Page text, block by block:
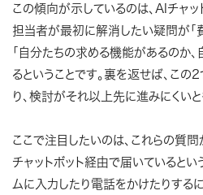
この傾向が示しているのは、AIチャッ
担当者が最初に解消したい疑問が「
「自分たちの求める機能があるのか
るということです。裏を返せば、こ
り、検討がそれ以上先に進みにくいと
ここで注目したいのは、これらの質問
チャットボット経由で届いていると
ムに入力したり電話をかけたりする